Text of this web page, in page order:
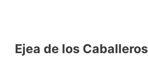
Ejea de los Caballeros